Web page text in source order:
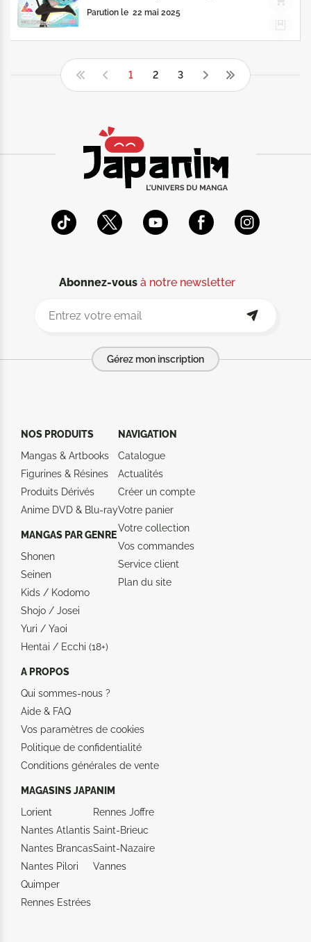
Parution le 22 mai 2025
1 2 3
Abonnez-vousà notre newsletter
Gérez mon inscription
NOS PRODUITS
Mangas & Artbooks
Figurines & Résines
Produits Dérivés
Anime DVD & Blu‑ray
MANGAS PAR GENRE
Shonen
Seinen
Kids / Kodomo
Shojo / Josei
Yuri / Yaoi
Hentai / Ecchi (18+)
NAVIGATION
Catalogue
Actualités
Créer un compte
Votre panier
Votre collection
Vos commandes
Service client
Plan du site
A PROPOS
Qui sommes-nous ?
Aide & FAQ
Vos paramètres de cookies
Politique de confidentialité
Conditions générales de vente
MAGASINS JAPANIM
Lorient
Nantes Atlantis
Nantes Brancas
Nantes Pilori
Quimper
Rennes Estrées
Rennes Joffre
Saint-Brieuc
Saint-Nazaire
Vannes